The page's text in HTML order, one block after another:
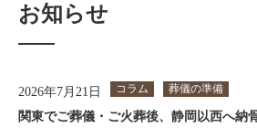
お知らせ
2026年7月21日 コラム 葬儀の準備
関東でご葬儀・ご火葬後、静岡以西へ納